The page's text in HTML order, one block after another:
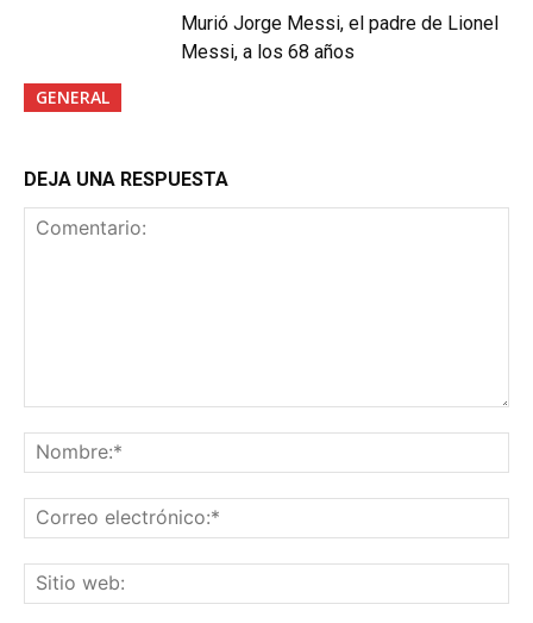
GENERAL
Murió Jorge Messi, el padre de Lionel
Messi, a los 68 años
DEJA UNA RESPUESTA